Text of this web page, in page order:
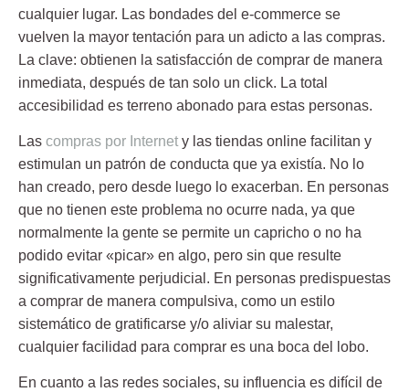
cualquier lugar. Las bondades del e-commerce se
vuelven la mayor tentación para un adicto a las compras.
La clave: obtienen la satisfacción de comprar de manera
inmediata, después de tan solo un click. La total
accesibilidad es terreno abonado para estas personas.
Las compras por Internet y las tiendas online facilitan y
estimulan un patrón de conducta que ya existía. No lo
han creado, pero desde luego lo exacerban. En personas
que no tienen este problema no ocurre nada, ya que
normalmente la gente se permite un capricho o no ha
podido evitar «picar» en algo, pero sin que resulte
significativamente perjudicial. En personas predispuestas
a comprar de manera compulsiva, como un estilo
sistemático de gratificarse y/o aliviar su malestar,
cualquier facilidad para comprar es una boca del lobo.
En cuanto a las redes sociales, su influencia es difícil de